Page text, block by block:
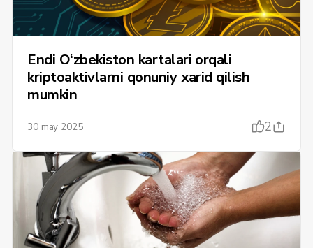
Endi O‘zbekiston kartalari orqali
kriptoaktivlarni qonuniy xarid qilish
mumkin
30 may 2025 2